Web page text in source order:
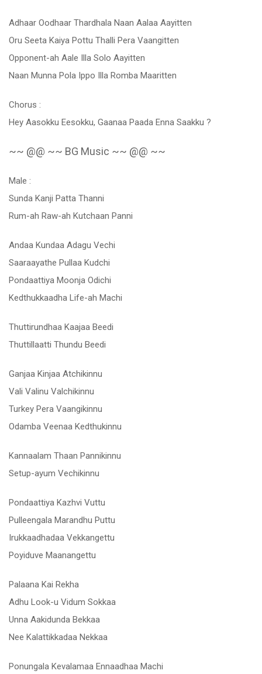
Adhaar Oodhaar Thardhala Naan Aalaa Aayitten
Oru Seeta Kaiya Pottu Thalli Pera Vaangitten
Opponent-ah Aale Illa Solo Aayitten
Naan Munna Pola Ippo Illa Romba Maaritten
Chorus :
Hey Aasokku Eesokku, Gaanaa Paada Enna Saakku ?
~~ @@ ~~ BG Music ~~ @@ ~~
Male :
Sunda Kanji Patta Thanni
Rum-ah Raw-ah Kutchaan Panni
Andaa Kundaa Adagu Vechi
Saaraayathe Pullaa Kudchi
Pondaattiya Moonja Odichi
Kedthukkaadha Life-ah Machi
Thuttirundhaa Kaajaa Beedi
Thuttillaatti Thundu Beedi
Ganjaa Kinjaa Atchikinnu
Vali Valinu Valchikinnu
Turkey Pera Vaangikinnu
Odamba Veenaa Kedthukinnu
Kannaalam Thaan Pannikinnu
Setup-ayum Vechikinnu
Pondaattiya Kazhvi Vuttu
Pulleengala Marandhu Puttu
Irukkaadhadaa Vekkangettu
Poyiduve Maanangettu
Palaana Kai Rekha
Adhu Look-u Vidum Sokkaa
Unna Aakidunda Bekkaa
Nee Kalattikkadaa Nekkaa
Ponungala Kevalamaa Ennaadhaa Machi